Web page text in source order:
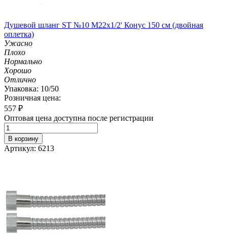
Душевой шланг ST №10 М22х1/2' Конус 150 см (двойная
оплетка)
Ужасно
Плохо
Нормально
Хорошо
Отлично
Упаковка: 10/50
Розничная цена:
557 ₽
Оптовая цена доступна после регистрации
В корзину
Артикул: 6213